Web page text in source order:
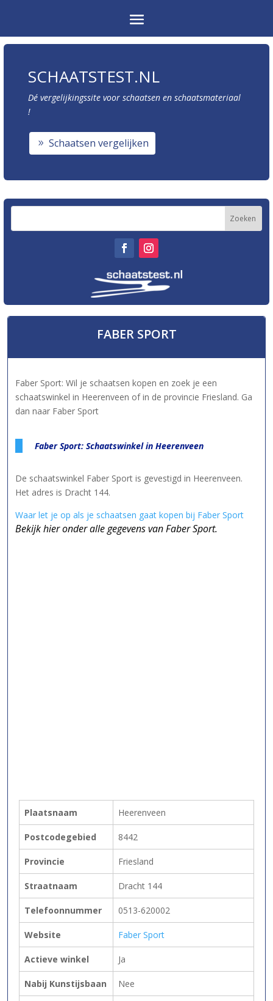
SCHAATSTEST.NL
Dé vergelijkingssite voor schaatsen en schaatsmateriaal
!
Schaatsen vergelijken
FABER SPORT
Faber Sport: Wil je schaatsen kopen en zoek je een
schaatswinkel in Heerenveen of in de provincie Friesland. Ga
dan naar Faber Sport
Faber Sport: Schaatswinkel in Heerenveen
De schaatswinkel Faber Sport is gevestigd in Heerenveen.
Het adres is Dracht 144.
Waar let je op als je schaatsen gaat kopen bij Faber Sport
Bekijk hier onder alle gegevens van Faber Sport.
Plaatsnaam Heerenveen
Postcodegebied 8442
Provincie Friesland
Straatnaam Dracht 144
Telefoonnummer 0513-620002
Website Faber Sport
Actieve winkel Ja
Nabij Kunstijsbaan Nee